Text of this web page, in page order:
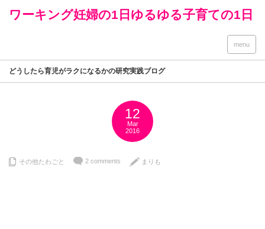
ワーキング妊婦の1日ゆるゆる子育ての1日
menu
どうしたら育児がラクになるかの研究実践ブログ
12
Mar
2016
その他たわごと 2 comments まりも